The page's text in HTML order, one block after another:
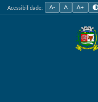
Acessibilidade: A- A A+